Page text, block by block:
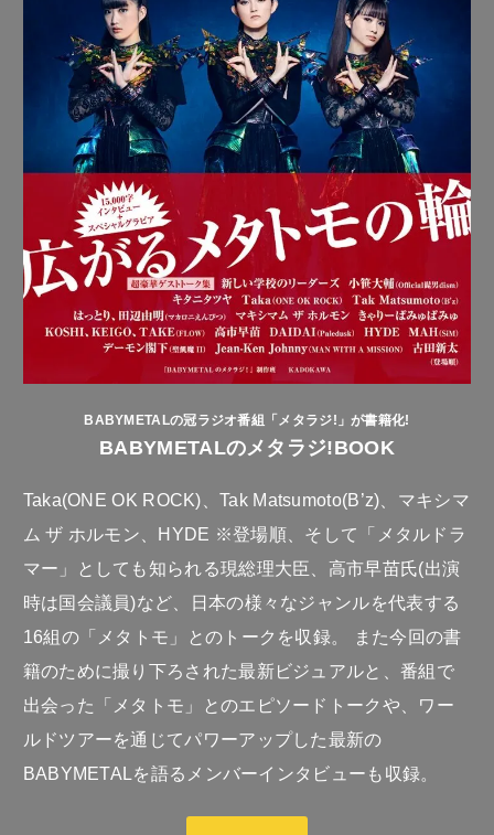
BABYMETALの冠ラジオ番組「メタラジ!」が書籍化!
BABYMETALのメタラジ!BOOK
Taka(ONE OK ROCK)、Tak Matsumoto(B’z)、マキシマ
ム ザ ホルモン、HYDE ※登場順、そして「メタルドラ
マー」としても知られる現総理大臣、高市早苗氏(出演
時は国会議員)など、日本の様々なジャンルを代表する
16組の「メタトモ」とのトークを収録。 また今回の書
籍のために撮り下ろされた最新ビジュアルと、番組で
出会った「メタトモ」とのエピソードトークや、ワー
ルドツアーを通じてパワーアップした最新の
BABYMETALを語るメンバーインタビューも収録。